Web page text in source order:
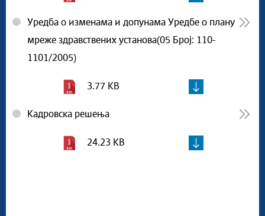
Уредба о изменама и допунама Уредбе о плану
мреже здравствених установа(05 Број: 110-
1101/2005)
3.77 KB
Кадровска решења
24.23 KB